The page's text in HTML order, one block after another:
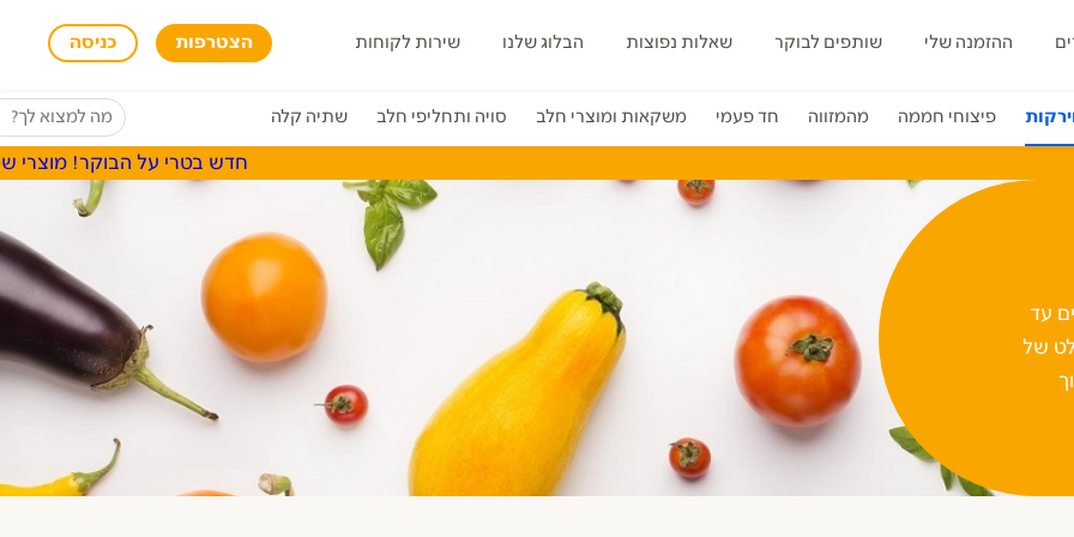
חדש בטרי על הבוקר! מוצרי
ההזמנה שלי שותפים לבוקר שאלות נפוצות הבלוג שלנו שירות לקוחות הצטרפות כניסה
פיצוחי חממה מהמזווה חד פעמי משקאות ומוצרי חלב סויה ותחליפי חלב שתיה קלה
עד
של